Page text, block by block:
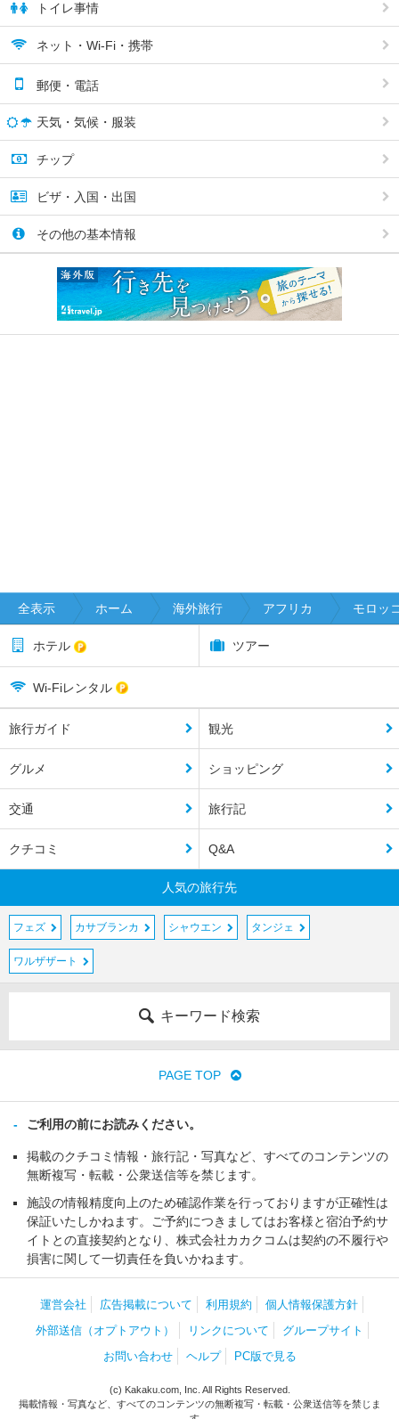
トイレ事情
ネット・Wi-Fi・携帯
郵便・電話
天気・気候・服装
チップ
ビザ・入国・出国
その他の基本情報
全表示 ホーム 海外旅行 アフリカ モロッ
ホテル ツアー
Wi-Fiレンタル
旅行ガイド 観光
グルメ ショッピング
交通 旅行記
クチコミ Q&A
人気の旅行先
フェズ カサブランカ シャウエン タンジェ
ワルザザート
キーワード検索
PAGE TOP
ご利用の前にお読みください。
掲載のクチコミ情報・旅行記・写真など、すべてのコンテンツの
無断複写・転載・公衆送信等を禁じます。
施設の情報精度向上のため確認作業を行っておりますが正確性は
保証いたしかねます。ご予約につきましてはお客様と宿泊予約サ
イトとの直接契約となり、株式会社カカクコムは契約の不履行や
損害に関して一切責任を負いかねます。
運営会社 広告掲載について 利用規約
個人情報保護方針
外部送信（オプトアウト）
リンクについて
グループサイト
お問い合わせ
ヘルプ PC版で見る
(c) Kakaku.com, Inc. All Rights Reserved.
掲載情報・写真など、すべてのコンテンツの無断複写・転載・公衆送信等を禁じま